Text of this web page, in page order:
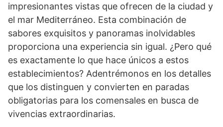
impresionantes vistas que ofrecen de la ciudad y
el mar Mediterráneo. Esta combinación de
sabores exquisitos y panoramas inolvidables
proporciona una experiencia sin igual. ¿Pero qué
es exactamente lo que hace únicos a estos
establecimientos? Adentrémonos en los detalles
que los distinguen y convierten en paradas
obligatorias para los comensales en busca de
vivencias extraordinarias.